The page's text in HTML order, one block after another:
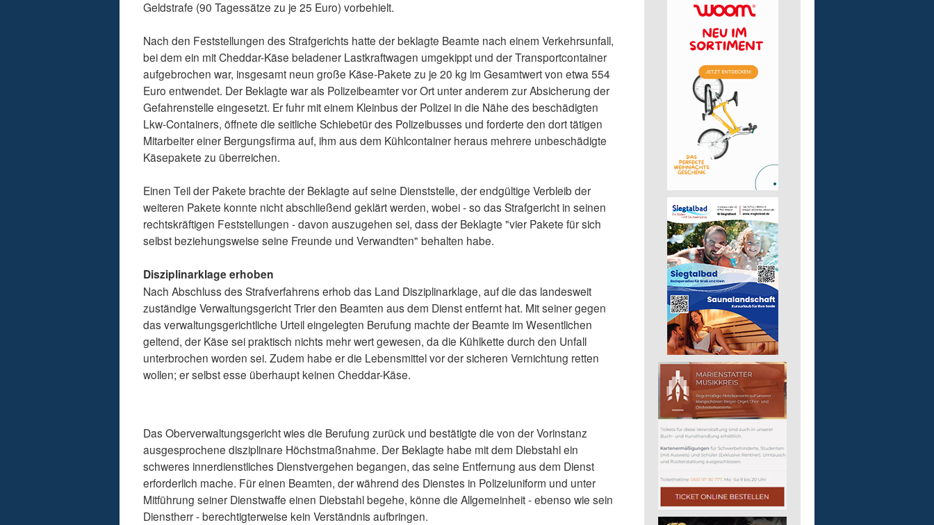
Geldstrafe (90 Tagessätze zu je 25 Euro) vorbehielt.
Nach den Feststellungen des Strafgerichts hatte der beklagte Beamte nach einem Verkehrsunfall,
bei dem ein mit Cheddar-Käse beladener Lastkraftwagen umgekippt und der Transportcontainer
aufgebrochen war, insgesamt neun große Käse-Pakete zu je 20 kg im Gesamtwert von etwa 554
Euro entwendet. Der Beklagte war als Polizeibeamter vor Ort unter anderem zur Absicherung der
Gefahrenstelle eingesetzt. Er fuhr mit einem Kleinbus der Polizei in die Nähe des beschädigten
Lkw-Containers, öffnete die seitliche Schiebetür des Polizeibusses und forderte den dort tätigen
Mitarbeiter einer Bergungsfirma auf, ihm aus dem Kühlcontainer heraus mehrere unbeschädigte
Käsepakete zu überreichen.
Einen Teil der Pakete brachte der Beklagte auf seine Dienststelle, der endgültige Verbleib der
weiteren Pakete konnte nicht abschließend geklärt werden, wobei - so das Strafgericht in seinen
rechtskräftigen Feststellungen - davon auszugehen sei, dass der Beklagte "vier Pakete für sich
selbst beziehungsweise seine Freunde und Verwandten" behalten habe.
Disziplinarklage erhoben
Nach Abschluss des Strafverfahrens erhob das Land Disziplinarklage, auf die das landesweit
zuständige Verwaltungsgericht Trier den Beamten aus dem Dienst entfernt hat. Mit seiner gegen
das verwaltungsgerichtliche Urteil eingelegten Berufung machte der Beamte im Wesentlichen
geltend, der Käse sei praktisch nichts mehr wert gewesen, da die Kühlkette durch den Unfall
unterbrochen worden sei. Zudem habe er die Lebensmittel vor der sicheren Vernichtung retten
wollen; er selbst esse überhaupt keinen Cheddar-Käse.
Das Oberverwaltungsgericht wies die Berufung zurück und bestätigte die von der Vorinstanz
ausgesprochene disziplinare Höchstmaßnahme. Der Beklagte habe mit dem Diebstahl ein
schweres innerdienstliches Dienstvergehen begangen, das seine Entfernung aus dem Dienst
erforderlich mache. Für einen Beamten, der während des Dienstes in Polizeiuniform und unter
Mitführung seiner Dienstwaffe einen Diebstahl begehe, könne die Allgemeinheit - ebenso wie sein
Dienstherr - berechtigterweise kein Verständnis aufbringen.